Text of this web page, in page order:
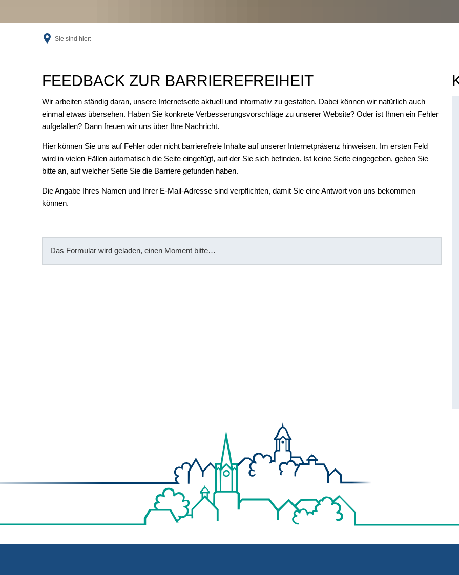
Sie sind hier:
FeedbackFEEDBACK ZUR BARRIEREFREIHEIT
Wir arbeiten ständig daran, unsere Internetseite aktuell und informativ zu gestalten. Dabei können wir natürlich auch
einmal etwas übersehen. Haben Sie konkrete Verbesserungsvorschläge zu unserer Website? Oder ist Ihnen ein Fehler
aufgefallen? Dann freuen wir uns über Ihre Nachricht.
Hier können Sie uns auf Fehler oder nicht barrierefreie Inhalte auf unserer Internetpräsenz hinweisen. Im ersten Feld
wird in vielen Fällen automatisch die Seite eingefügt, auf der Sie sich befinden. Ist keine Seite eingegeben, geben Sie
bitte an, auf welcher Seite Sie die Barriere gefunden haben.
Die Angabe Ihres Namen und Ihrer E-Mail-Adresse sind verpflichten, damit Sie eine Antwort von uns bekommen
können.
Das Formular wird geladen, einen Moment bitte…